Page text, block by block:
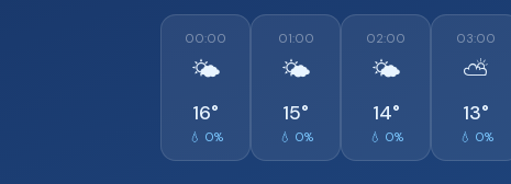
00:00
🌤️
16°
💧 0%
01:00
🌤️
15°
💧 0%
02:00
🌤️
14°
💧 0%
03:00
⛅
13°
💧 0%